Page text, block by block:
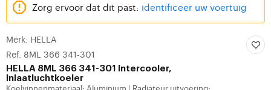
Zorg ervoor dat dit past: identificeer uw voertuig
Merk: HELLA
Ref. 8ML 366 341-301
HELLA 8ML 366 341-301 Intercooler,
Inlaatluchtkoeler
Koelvinnenmateriaal: Aluminium
Radiateur uitvoering: